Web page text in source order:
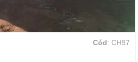
Cód: CH97